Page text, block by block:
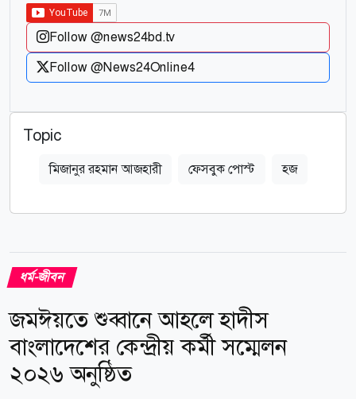
Follow @news24bd.tv
Follow @News24Online4
Topic
মিজানুর রহমান আজহারী ফেসবুক পোস্ট হজ
ধর্ম-জীবন
জমঈয়তে শুব্বানে আহলে হাদীস
বাংলাদেশের কেন্দ্রীয় কর্মী সম্মেলন
২০২৬ অনুষ্ঠিত